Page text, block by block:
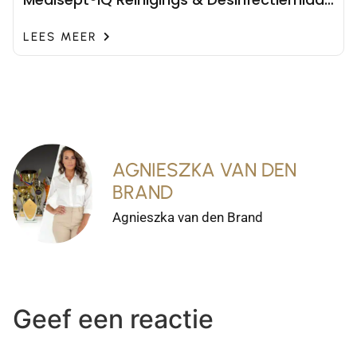
LEES MEER
AGNIESZKA VAN DEN
BRAND
Agnieszka van den Brand
Geef een reactie